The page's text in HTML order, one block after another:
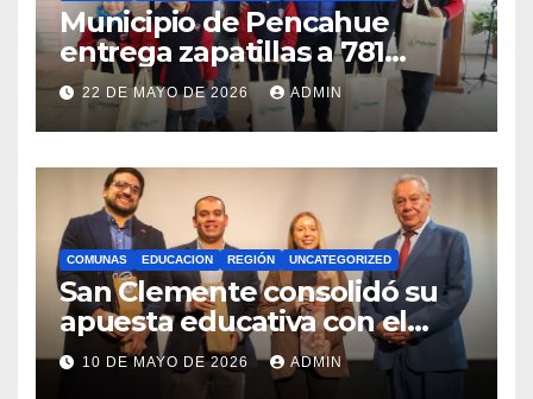
Municipio de Pencahue
entrega zapatillas a 781
estudiantes con recursos del
Royalty Minero
22 DE MAYO DE 2026 ADMIN
COMUNAS EDUCACION REGIÓN UNCATEGORIZED
San Clemente consolidó su
apuesta educativa con el
lanzamiento del
Preuniversitario Brotes 2026
10 DE MAYO DE 2026 ADMIN